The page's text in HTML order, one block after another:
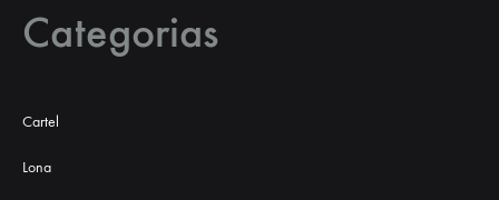
Categorias
Cartel
Lona